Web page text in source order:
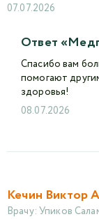
07.07.2026
Ответ
Спасибо вам
помогают
здоровья!
08.07.2026
Кечин Виктор
Врачу: Упиков